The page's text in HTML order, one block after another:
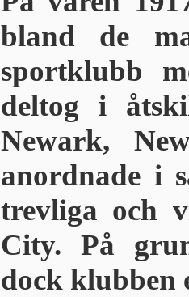
bland de
sportklubb
deltog i
Newark,
anordnade i
trevliga och
City. På
dock klubben